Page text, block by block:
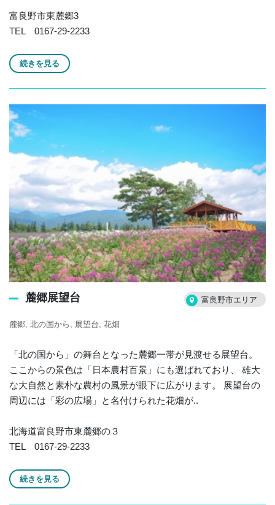
富良野市東麓郷3
TEL 0167-29-2233
続きを見る
麓郷展望台 富良野市エリア
麓郷 北の国から 展望台 花畑
「北の国から」の舞台となった麓郷一帯が見渡せる展望台。
ここからの景色は「日本農村百景」にも選ばれており、 雄大
な大自然と素朴な農村の風景が眼下に広がります。 展望台の
周辺には「彩の広場」と名付けられた花畑が..
北海道富良野市東麓郷の３
TEL 0167-29-2233
続きを見る